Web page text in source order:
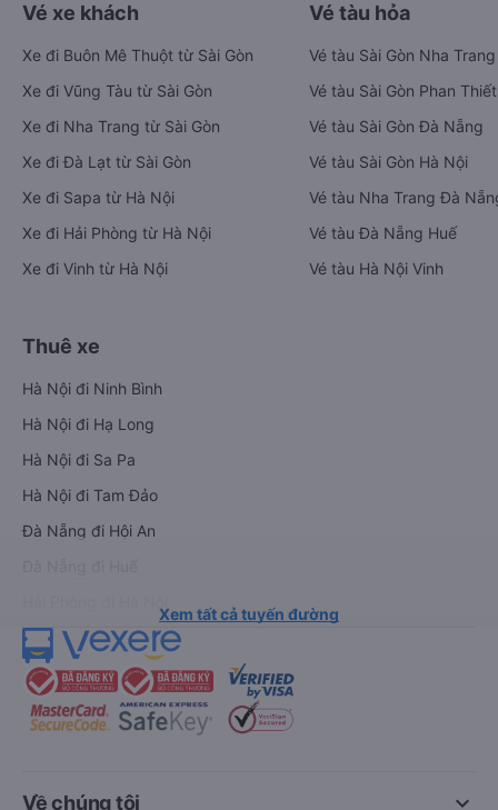
Vé xe khách
Xe đi Buôn Mê Thuột từ Sài Gòn
Xe đi Vũng Tàu từ Sài Gòn
Xe đi Nha Trang từ Sài Gòn
Xe đi Đà Lạt từ Sài Gòn
Xe đi Sapa từ Hà Nội
Xe đi Hải Phòng từ Hà Nội
Xe đi Vinh từ Hà Nội
Vé tàu hỏa
Vé tàu Sài Gòn Nha Trang
Vé tàu Sài Gòn Phan Thiết
Vé tàu Sài Gòn Đà Nẵng
Vé tàu Sài Gòn Hà Nội
Vé tàu Nha Trang Đà
Vé tàu Đà Nẵng Huế
Vé tàu Hà Nội Vinh
Thuê xe
Hà Nội đi Ninh Bình
Hà Nội đi Hạ Long
Hà Nội đi Sa Pa
Hà Nội đi Tam Đảo
Đà Nẵng đi Hội An
Xem tất cả tuyến đường
keyboard_arrow_down
Về chúng tôi